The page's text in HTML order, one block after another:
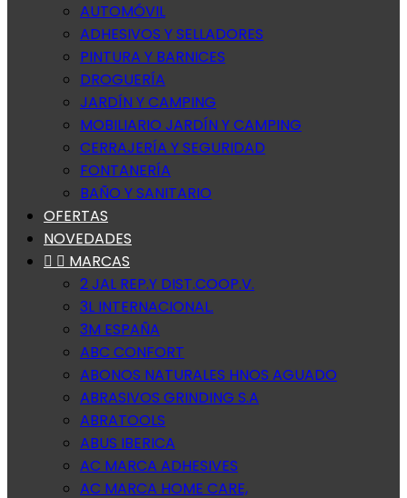
AUTOMÓVIL
ADHESIVOS Y SELLADORES
PINTURA Y BARNICES
DROGUERÍA
JARDÍN Y CAMPING
MOBILIARIO JARDÍN Y CAMPING
CERRAJERÍA Y SEGURIDAD
FONTANERÍA
BAÑO Y SANITARIO
OFERTAS
NOVEDADES
  MARCAS
2 JAL REP.Y DIST.COOP.V.
3L INTERNACIONAL.
3M ESPAÑA
ABC CONFORT
ABONOS NATURALES HNOS AGUADO
ABRASIVOS GRINDING S.A
ABRATOOLS
ABUS IBERICA
AC MARCA ADHESIVES
AC MARCA HOME CARE,